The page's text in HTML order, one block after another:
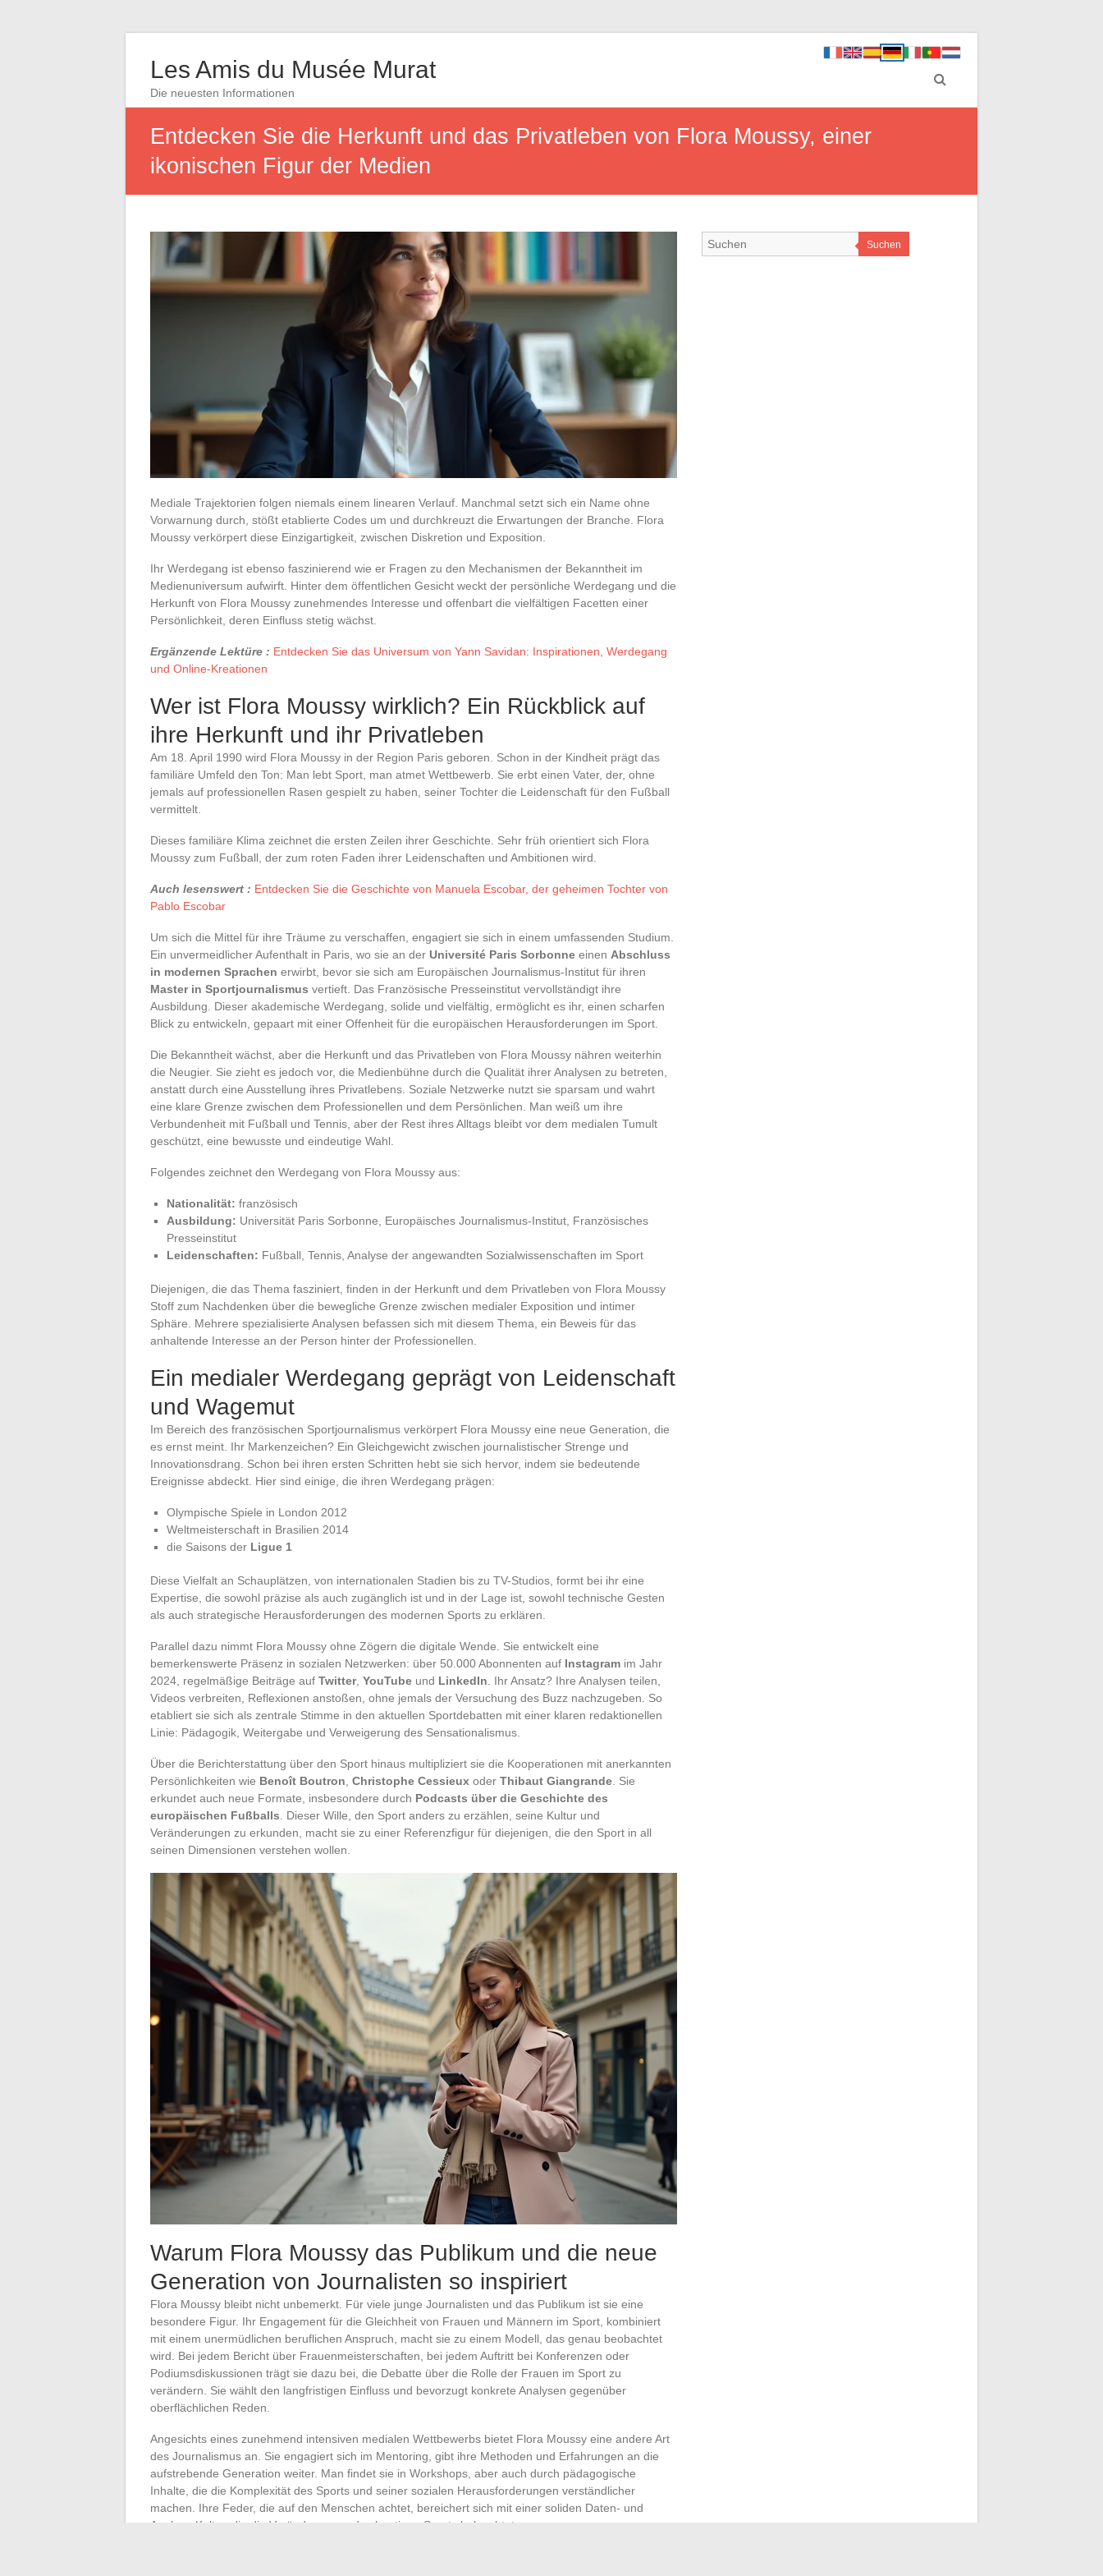
Les Amis du Musée Murat
Die neuesten Informationen
Entdecken Sie die Herkunft und das Privatleben von Flora Moussy, einer
ikonischen Figur der Medien
Mediale Trajektorien folgen niemals einem linearen Verlauf. Manchmal setzt sich ein Name ohne
Vorwarnung durch, stößt etablierte Codes um und durchkreuzt die Erwartungen der Branche. Flora
Moussy verkörpert diese Einzigartigkeit, zwischen Diskretion und Exposition.
Ihr Werdegang ist ebenso faszinierend wie er Fragen zu den Mechanismen der Bekanntheit im
Medienuniversum aufwirft. Hinter dem öffentlichen Gesicht weckt der persönliche Werdegang und die
Herkunft von Flora Moussy zunehmendes Interesse und offenbart die vielfältigen Facetten einer
Persönlichkeit, deren Einfluss stetig wächst.
Ergänzende Lektüre : Entdecken Sie das Universum von Yann Savidan: Inspirationen, Werdegang
und Online-Kreationen
Wer ist Flora Moussy wirklich? Ein Rückblick auf
ihre Herkunft und ihr Privatleben
Am 18. April 1990 wird Flora Moussy in der Region Paris geboren. Schon in der Kindheit prägt das
familiäre Umfeld den Ton: Man lebt Sport, man atmet Wettbewerb. Sie erbt einen Vater, der, ohne
jemals auf professionellen Rasen gespielt zu haben, seiner Tochter die Leidenschaft für den Fußball
vermittelt.
Dieses familiäre Klima zeichnet die ersten Zeilen ihrer Geschichte. Sehr früh orientiert sich Flora
Moussy zum Fußball, der zum roten Faden ihrer Leidenschaften und Ambitionen wird.
Auch lesenswert : Entdecken Sie die Geschichte von Manuela Escobar, der geheimen Tochter von
Pablo Escobar
Um sich die Mittel für ihre Träume zu verschaffen, engagiert sie sich in einem umfassenden Studium.
Ein unvermeidlicher Aufenthalt in Paris, wo sie an der Université Paris Sorbonne einen Abschluss
in modernen Sprachen erwirbt, bevor sie sich am Europäischen Journalismus-Institut für ihren
Master in Sportjournalismus vertieft. Das Französische Presseinstitut vervollständigt ihre
Ausbildung. Dieser akademische Werdegang, solide und vielfältig, ermöglicht es ihr, einen scharfen
Blick zu entwickeln, gepaart mit einer Offenheit für die europäischen Herausforderungen im Sport.
Die Bekanntheit wächst, aber die Herkunft und das Privatleben von Flora Moussy nähren weiterhin
die Neugier. Sie zieht es jedoch vor, die Medienbühne durch die Qualität ihrer Analysen zu betreten,
anstatt durch eine Ausstellung ihres Privatlebens. Soziale Netzwerke nutzt sie sparsam und wahrt
eine klare Grenze zwischen dem Professionellen und dem Persönlichen. Man weiß um ihre
Verbundenheit mit Fußball und Tennis, aber der Rest ihres Alltags bleibt vor dem medialen Tumult
geschützt, eine bewusste und eindeutige Wahl.
Folgendes zeichnet den Werdegang von Flora Moussy aus:
Nationalität: französisch
Ausbildung: Universität Paris Sorbonne, Europäisches Journalismus-Institut, Französisches
Presseinstitut
Leidenschaften: Fußball, Tennis, Analyse der angewandten Sozialwissenschaften im Sport
Diejenigen, die das Thema fasziniert, finden in der Herkunft und dem Privatleben von Flora Moussy
Stoff zum Nachdenken über die bewegliche Grenze zwischen medialer Exposition und intimer
Sphäre. Mehrere spezialisierte Analysen befassen sich mit diesem Thema, ein Beweis für das
anhaltende Interesse an der Person hinter der Professionellen.
Ein medialer Werdegang geprägt von Leidenschaft
und Wagemut
Im Bereich des französischen Sportjournalismus verkörpert Flora Moussy eine neue Generation, die
es ernst meint. Ihr Markenzeichen? Ein Gleichgewicht zwischen journalistischer Strenge und
Innovationsdrang. Schon bei ihren ersten Schritten hebt sie sich hervor, indem sie bedeutende
Ereignisse abdeckt. Hier sind einige, die ihren Werdegang prägen:
Olympische Spiele in London 2012
Weltmeisterschaft in Brasilien 2014
die Saisons der Ligue 1
Diese Vielfalt an Schauplätzen, von internationalen Stadien bis zu TV-Studios, formt bei ihr eine
Expertise, die sowohl präzise als auch zugänglich ist und in der Lage ist, sowohl technische Gesten
als auch strategische Herausforderungen des modernen Sports zu erklären.
Parallel dazu nimmt Flora Moussy ohne Zögern die digitale Wende. Sie entwickelt eine
bemerkenswerte Präsenz in sozialen Netzwerken: über 50.000 Abonnenten auf Instagram im Jahr
2024, regelmäßige Beiträge auf Twitter, YouTube und LinkedIn . Ihr Ansatz? Ihre Analysen teilen,
Videos verbreiten, Reflexionen anstoßen, ohne jemals der Versuchung des Buzz nachzugeben. So
etabliert sie sich als zentrale Stimme in den aktuellen Sportdebatten mit einer klaren redaktionellen
Linie: Pädagogik, Weitergabe und Verweigerung des Sensationalismus.
Über die Berichterstattung über den Sport hinaus multipliziert sie die Kooperationen mit anerkannten
Persönlichkeiten wie Benoît Boutron Christophe Cessieux oder Thibaut Giangrande . Sie
erkundet auch neue Formate, insbesondere durch Podcasts über die Geschichte des
europäischen Fußballs . Dieser Wille, den Sport anders zu erzählen, seine Kultur und
Veränderungen zu erkunden, macht sie zu einer Referenzfigur für diejenigen, die den Sport in all
seinen Dimensionen verstehen wollen.
Warum Flora Moussy das Publikum und die neue
Generation von Journalisten so inspiriert
Flora Moussy bleibt nicht unbemerkt. Für viele junge Journalisten und das Publikum ist sie eine
besondere Figur. Ihr Engagement für die Gleichheit von Frauen und Männern im Sport, kombiniert
mit einem unermüdlichen beruflichen Anspruch, macht sie zu einem Modell, das genau beobachtet
wird. Bei jedem Bericht über Frauenmeisterschaften, bei jedem Auftritt bei Konferenzen oder
Podiumsdiskussionen trägt sie dazu bei, die Debatte über die Rolle der Frauen im Sport zu
verändern. Sie wählt den langfristigen Einfluss und bevorzugt konkrete Analysen gegenüber
oberflächlichen Reden.
Angesichts eines zunehmend intensiven medialen Wettbewerbs bietet Flora Moussy eine andere Art
des Journalismus an. Sie engagiert sich im Mentoring, gibt ihre Methoden und Erfahrungen an die
aufstrebende Generation weiter. Man findet sie in Workshops, aber auch durch pädagogische
Inhalte, die die Komplexität des Sports und seiner sozialen Herausforderungen verständlicher
machen. Ihre Feder, die auf den Menschen achtet, bereichert sich mit einer soliden Daten- und
Analyse-Kultur, die die Veränderungen des heutigen Sports beleuchtet.
Suchen